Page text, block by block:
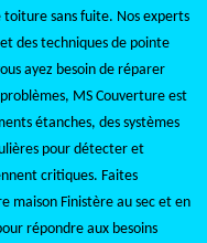
sans fuite. Nos experts
des techniques de pointe
ayez besoin de réparer
MS Couverture est
étanches, des systèmes
pour détecter et
critiques. Faites
maison Finistère au sec et en
répondre aux besoins